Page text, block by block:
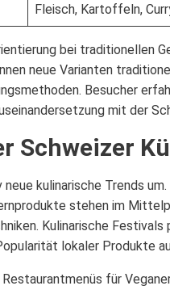
Fleisch, Kartoffeln,
bei traditionellen
neue Varianten
Besucher
mit der
Schweizer
kulinarische Trends
stehen im
Kulinarische
lokaler Produkte
für